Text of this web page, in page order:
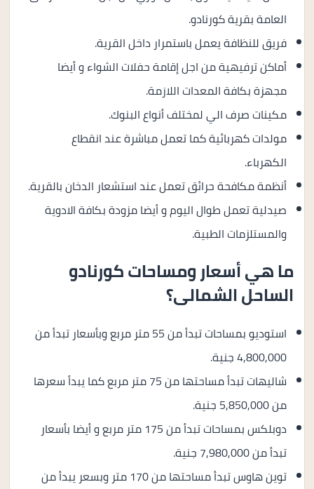
العامة بقرية كورنادو.
فريق للنظافة يعمل باستمرار داخل القرية.
أماكن ترفيهية من اجل إقامة حفلات الشواء و أيضا
مجهزة بكافة المعدات اللازمة.
مكينات صرف الي لمختلف أنواع البنوك.
مولدات كهربائية كما تعمل مباشرة عند انقطاع
الكهرباء.
أنظمة مكافحة حرائق تعمل عند استشعار الدخان بالقرية.
صيدلية تعمل طوال اليوم و أيضا مزودة بكافة الادوية
والمستلزمات الطبية.
ما هي أسعار ومساحات كورنادو
الساحل الشمالى؟
استوديو بمساحات تبدأ من 55 متر مربع وبأسعار تبدأ من
4,800,000 جنية.
شاليهات تبدأ مساحتها من 75 متر مربع كما يبدأ سعرها
من 5,850,000 جنية.
دوبلكس بمساحات تبدأ من 175 متر مربع و أيضا بأسعار
تبدأ من 7,980,000 جنية.
توين هاوس تبدأ مساحتها من 170 متر وبسعر يبدأ من